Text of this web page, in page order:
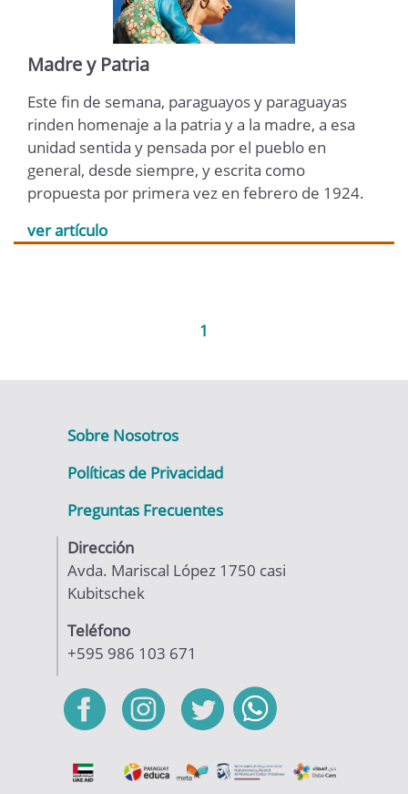
Madre y Patria
Este fin de semana, paraguayos y paraguayas
rinden homenaje a la patria y a la madre, a esa
unidad sentida y pensada por el pueblo en
general, desde siempre, y escrita como
propuesta por primera vez en febrero de 1924.
ver artículo
1
Sobre Nosotros
Políticas de Privacidad
Preguntas Frecuentes
Dirección
Avda. Mariscal López 1750 casi
Kubitschek
Teléfono
+595 986 103 671